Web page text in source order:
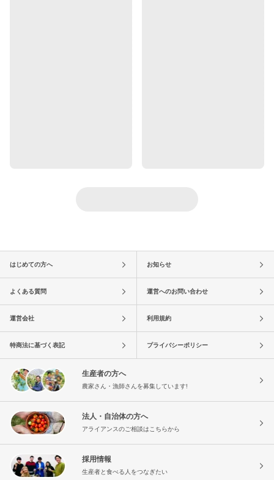
はじめての方へ お知らせ
よくある質問 運営へのお問い合わせ
運営会社 利用規約
特商法に基づく表記 プライバシーポリシー
生産者の方へ
農家さん・漁師さんを募集しています!
法人・自治体の方へ
アライアンスのご相談はこちらから
採用情報
生産者と食べる人をつなぎたい